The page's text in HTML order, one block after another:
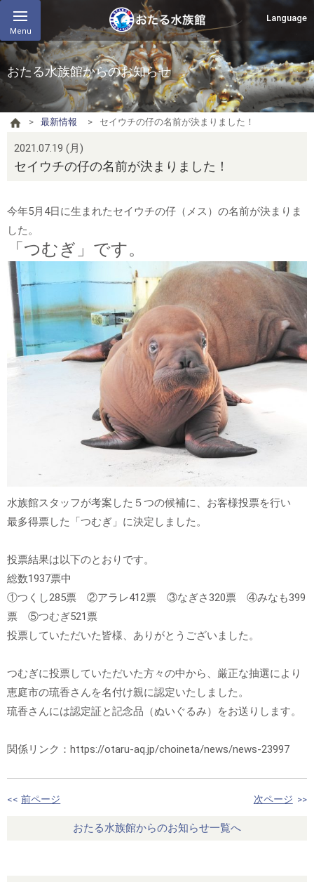
Menu
Language
おたる水族館からのお知らせ
最新情報 セイウチの仔の名前が決まりました！
2021.07.19 (月)
セイウチの仔の名前が決まりました！
今年5月4日に生まれたセイウチの仔（メス）の名前が決まりま
した。
「つむぎ」です。
水族館スタッフが考案した５つの候補に、お客様投票を行い
最多得票した「つむぎ」に決定しました。
投票結果は以下のとおりです。
総数1937票中
①つくし285票 ②アラレ412票 ③なぎさ320票 ④みなも399
票 ⑤つむぎ521票
投票していただいた皆様、ありがとうございました。
つむぎに投票していただいた方々の中から、厳正な抽選により
恵庭市の琉香さんを名付け親に認定いたしました。
琉香さんには認定証と記念品（ぬいぐるみ）をお送りします。
関係リンク：https://otaru-aq.jp/choineta/news/news-23997
<< 前ページ 次ページ >>
おたる水族館からのお知らせ一覧へ